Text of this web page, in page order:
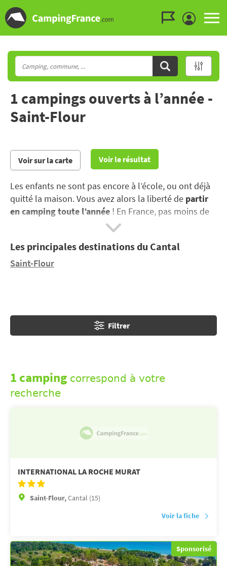
1 campings ouverts à l’année -
Saint-Flour
Voir sur la carte Voir le résultat
Les enfants ne sont pas encore à l’école, ou ont déjà
quitté la maison. Vous avez alors la liberté de partir
en camping toute l’année ! En France, pas moins de
1300 campings sont ouverts toute l’année, dans
camping sera toujours à un tarif très intéressant
quand vous partez hors-saison.
Les principales destinations du Cantal
Saint-Flour
Filtrer
1 camping correspond à votre
recherche
INTERNATIONAL LA ROCHE MURAT
Saint-Flour,Cantal (15)
Voir la fiche
Sponsorisé